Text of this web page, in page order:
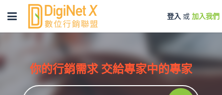
Toggle
navigation
登入 或 加入我們
你的行銷需求 交給專家中的專家